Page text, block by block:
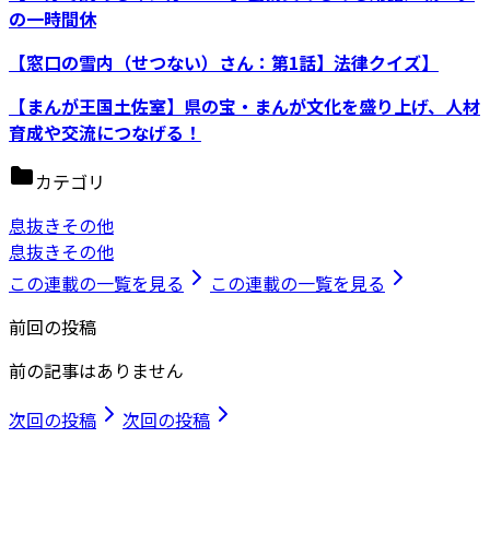
の一時間休
【窓口の雪内（せつない）さん：第1話】法律クイズ】
【まんが王国土佐室】県の宝・まんが文化を盛り上げ、人材
育成や交流につなげる！
カテゴリ
息抜きその他
息抜きその他
この連載の一覧を見る
この連載の一覧を見る
前回の投稿
前の記事はありません
次回の投稿
次回の投稿